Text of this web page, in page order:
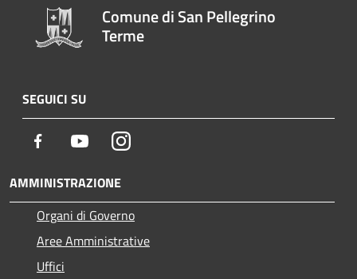
Comune di San Pellegrino
Terme
SEGUICI SU
Facebook YoutubeInstagram
AMMINISTRAZIONE
Organi di Governo
Aree Amministrative
Uffici